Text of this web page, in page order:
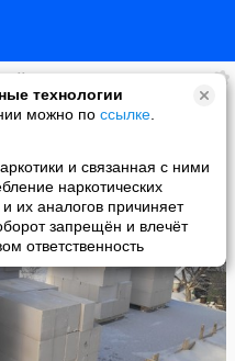
технологии
можно по ссылке
и связанная с ними
наркотических
их аналогов причиняет
запрещён и влечёт
ответственность
Мастер, г. Волоколамск